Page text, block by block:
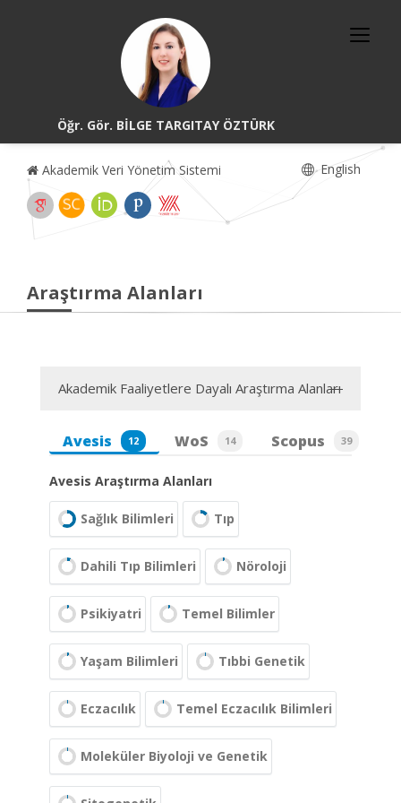
Öğr. Gör. BİLGE TARGITAY ÖZTÜRK
Akademik Veri Yönetim Sistemi English
Araştırma Alanları
Akademik Faaliyetlere Dayalı Araştırma Alanları
Avesis 12 WoS 14 Scopus 39
Avesis Araştırma Alanları
Sağlık Bilimleri Tıp
Dahili Tıp Bilimleri Nöroloji
Psikiyatri Temel Bilimler
Yaşam Bilimleri Tıbbi Genetik
Eczacılık Temel Eczacılık Bilimleri
Moleküler Biyoloji ve Genetik